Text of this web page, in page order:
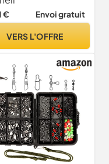
de la dorade en
Bleu
€ Envoi gratuit
VERS L'OFFRE